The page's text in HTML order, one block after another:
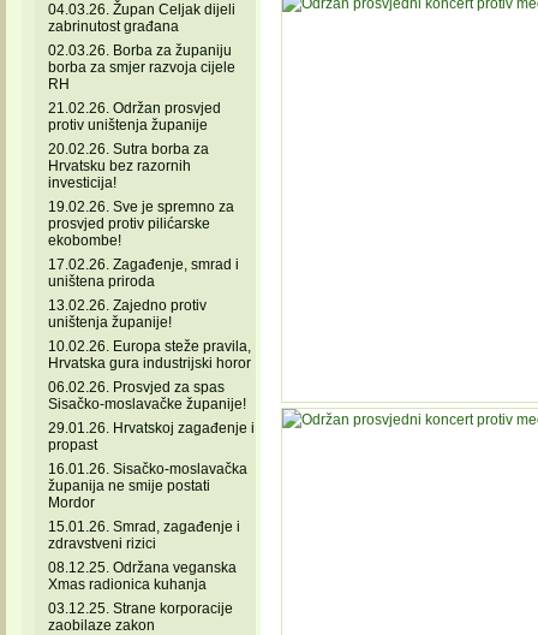
04.03.26. Župan Celjak dijeli
zabrinutost građana
02.03.26. Borba za županiju
borba za smjer razvoja cijele
RH
21.02.26. Održan prosvjed
protiv uništenja županije
20.02.26. Sutra borba za
Hrvatsku bez razornih
investicija!
19.02.26. Sve je spremno za
prosvjed protiv pilićarske
ekobombe!
17.02.26. Zagađenje, smrad i
uništena priroda
13.02.26. Zajedno protiv
uništenja županije!
10.02.26. Europa steže pravila,
Hrvatska gura industrijski horor
06.02.26. Prosvjed za spas
Sisačko-moslavačke županije!
29.01.26. Hrvatskoj zagađenje i
propast
16.01.26. Sisačko-moslavačka
županija ne smije postati
Mordor
15.01.26. Smrad, zagađenje i
zdravstveni rizici
08.12.25. Održana veganska
Xmas radionica kuhanja
03.12.25. Strane korporacije
zaobilaze zakon